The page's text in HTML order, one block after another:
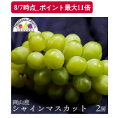
8/7時点_ポイント最大11倍